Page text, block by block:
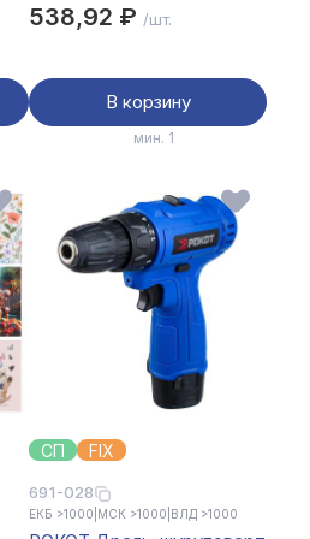
538,92 ₽ /шт.
В корзину
мин. 1
СП FIX
691-028
ЕКБ >1000 МСК >1000 ВЛД >1000